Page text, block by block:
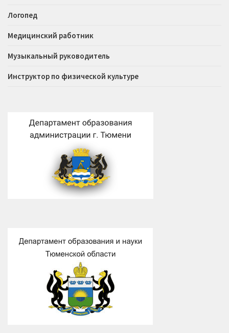
Логопед
Медицинский работник
Музыкальный руководитель
Инструктор по физической культуре